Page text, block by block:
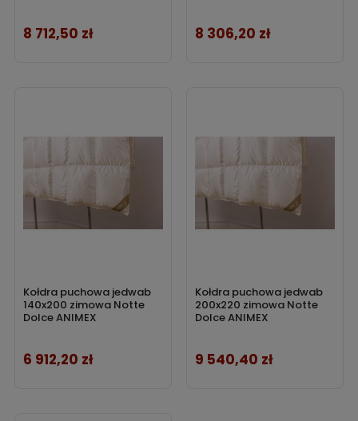
Cena
8 712,50 zł Cena
8 306,20 zł
Kołdra puchowa jedwab
140x200 zimowa Notte
Dolce ANIMEX
Cena
6 912,20 zł
Kołdra puchowa jedwab
200x220 zimowa Notte
Dolce ANIMEX
Cena
9 540,40 zł